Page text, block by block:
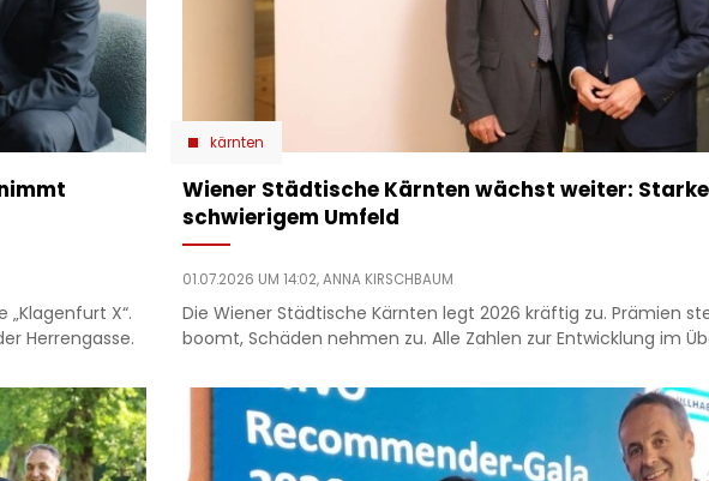
X“.
Herrengasse.
kärnten
Wiener Städtische Kärnten wächst weiter:
schwierigem Umfeld
01.07.2026 UM 14:02,ANNA KIRSCHBAUM
Die Wiener Städtische Kärnten legt 2026 kräftig zu. Prämien
boomt, Schäden nehmen zu. Alle Zahlen zur Entwicklung im